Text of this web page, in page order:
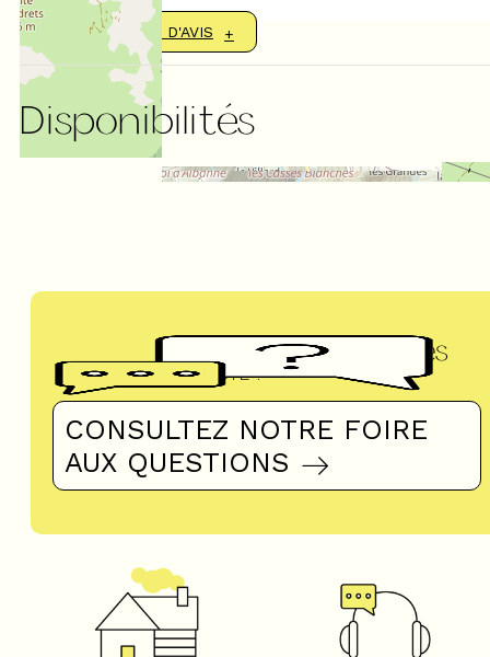
AFFICHER PLUS D'AVIS
Disponibilités
Questions fréquentes
UN DOUTE ?
CONSULTEZ NOTRE FOIRE
AUX QUESTIONS